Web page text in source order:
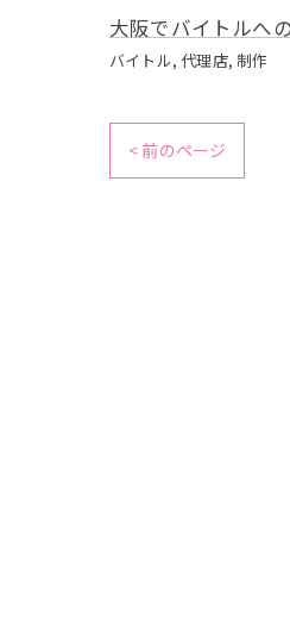
大阪でバイトルへ
バイトル 代理店 制作
< 前のページ